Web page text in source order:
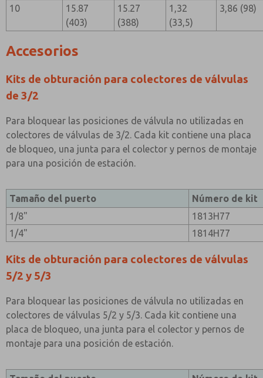
10
15.87
(403)
15.27
(388)
1,32
(33,5)
3,86 (98)
Accesorios
Kits de obturación para colectores de válvulas
de 3/2
Para bloquear las posiciones de válvula no utilizadas en
colectores de válvulas de 3/2. Cada kit contiene una placa
de bloqueo, una junta para el colector y pernos de montaje
para una posición de estación.
Tamaño del puerto
Número de kit
1/8"
1813H77
1/4"
1814H77
Kits de obturación para colectores de válvulas
5/2 y 5/3
Para bloquear las posiciones de válvula no utilizadas en
colectores de válvulas 5/2 y 5/3. Cada kit contiene una
placa de bloqueo, una junta para el colector y pernos de
montaje para una posición de estación.